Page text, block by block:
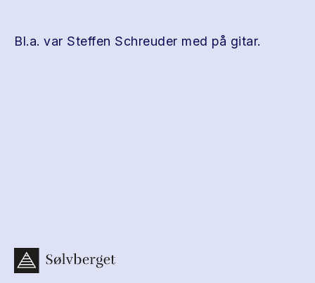
Bl.a. var Steffen Schreuder med på gitar.